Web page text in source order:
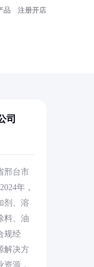
品 注册开店
司
邢台市
年，
剂、溶
料、油
规经
解决方
源，